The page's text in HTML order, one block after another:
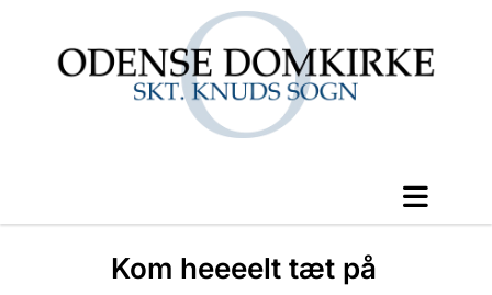
Kom heeeelt tæt på